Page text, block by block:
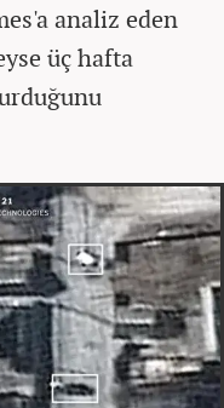
analiz eden
üç hafta